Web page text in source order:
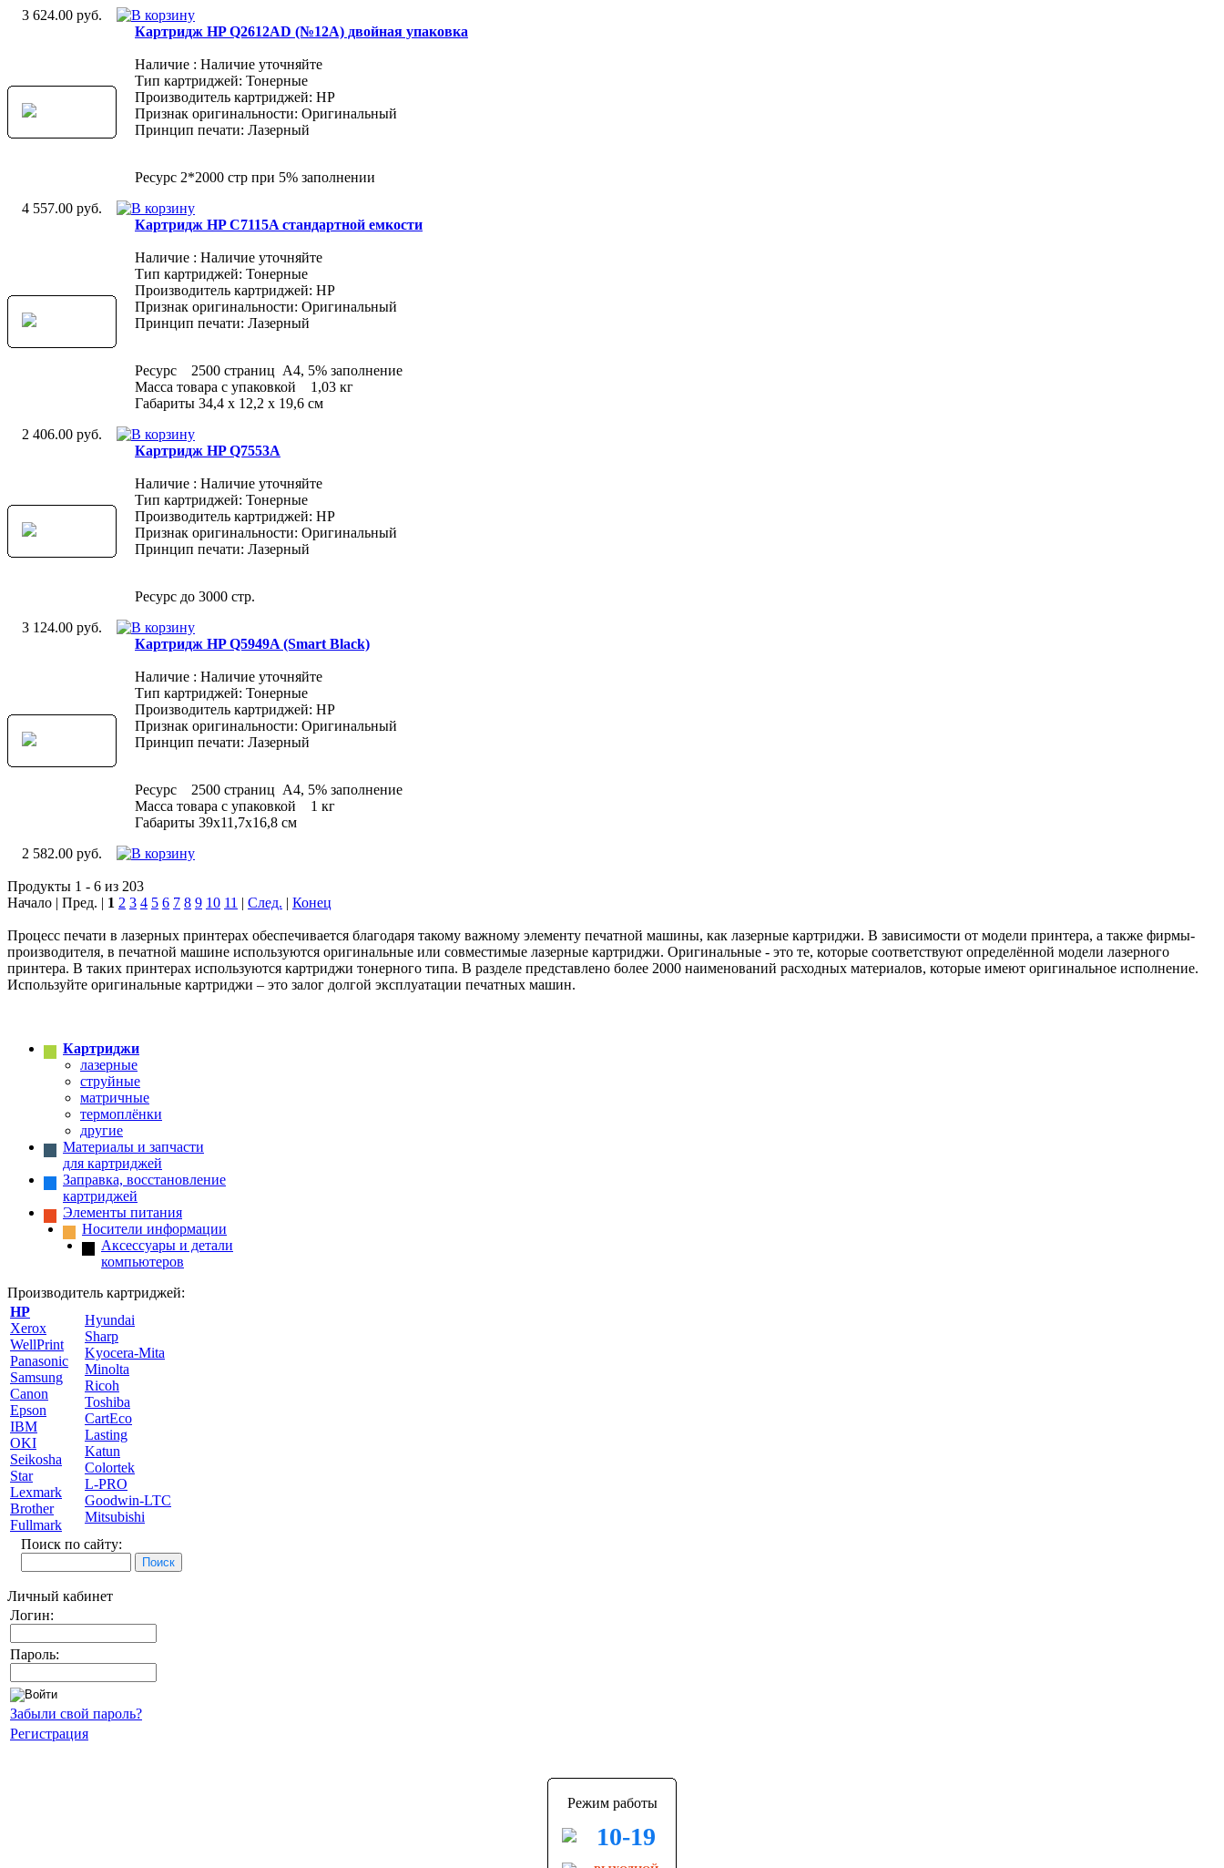
3 624.00 руб.
Картридж HP Q2612AD (№12A) двойная упаковка
Наличие : Наличие уточняйте
Тип картриджей: Тонерные
Производитель картриджей: HP
Признак оригинальности: Оригинальный
Принцип печати: Лазерный
Ресурс 2*2000 стр при 5% заполнении
4 557.00 руб.
Картридж HP C7115A стандартной емкости
Наличие : Наличие уточняйте
Тип картриджей: Тонерные
Производитель картриджей: HP
Признак оригинальности: Оригинальный
Принцип печати: Лазерный
Ресурс 2500 страниц A4, 5% заполнение
Масса товара с упаковкой 1,03 кг
Габариты 34,4 x 12,2 x 19,6 см
2 406.00 руб.
Картридж HP Q7553A
Наличие : Наличие уточняйте
Тип картриджей: Тонерные
Производитель картриджей: HP
Признак оригинальности: Оригинальный
Принцип печати: Лазерный
Ресурс до 3000 стр.
3 124.00 руб.
Картридж HP Q5949A (Smart Black)
Наличие : Наличие уточняйте
Тип картриджей: Тонерные
Производитель картриджей: HP
Признак оригинальности: Оригинальный
Принцип печати: Лазерный
Ресурс 2500 страниц A4, 5% заполнение
Масса товара с упаковкой 1 кг
Габариты 39x11,7x16,8 см
2 582.00 руб.
Продукты 1 - 6 из 203
Начало | Пред. | 1 2 3 4 5 6 7 8 9 10 11 | След. | Конец
Процесс печати в лазерных принтерах обеспечивается благодаря такому важному элементу печатной машины, как лазерные картриджи. В зависимости от модели принтера, а также фирмы-
производителя, в печатной машине используются оригинальные или совместимые лазерные картриджи. Оригинальные - это те, которые соответствуют определённой модели лазерного
принтера. В таких принтерах используются картриджи тонерного типа. В разделе представлено более 2000 наименований расходных материалов, которые имеют оригинальное исполнение.
Используйте оригинальные картриджи – это залог долгой эксплуатации печатных машин.
Картриджи
лазерные
струйные
матричные
термоплёнки
другие
Материалы и запчасти
для картриджей
Заправка, восстановление
картриджей
Элементы питания
Носители информации
Аксессуары и детали
компьютеров
Производитель картриджей:
HP
Xerox
WellPrint
Panasonic
Samsung
Canon
Epson
IBM
OKI
Seikosha
Star
Lexmark
Brother
Fullmark
Hyundai
Sharp
Kyocera-Mita
Minolta
Ricoh
Toshiba
CartEco
Lasting
Katun
Colortek
L-PRO
Goodwin-LTC
Mitsubishi
Поиск по сайту:
Личный кабинет
Логин:
Пароль:
Забыли свой пароль?
Регистрация
Режим работы
10-19